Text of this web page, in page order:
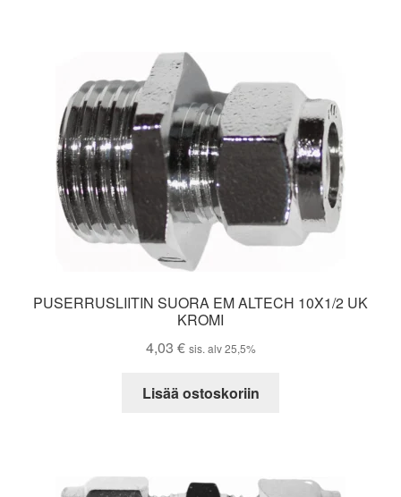
PUSERRUSLIITIN SUORA EM ALTECH 10X1/2 UK
KROMI
4,03 € sis. alv 25,5%
Lisää ostoskoriin